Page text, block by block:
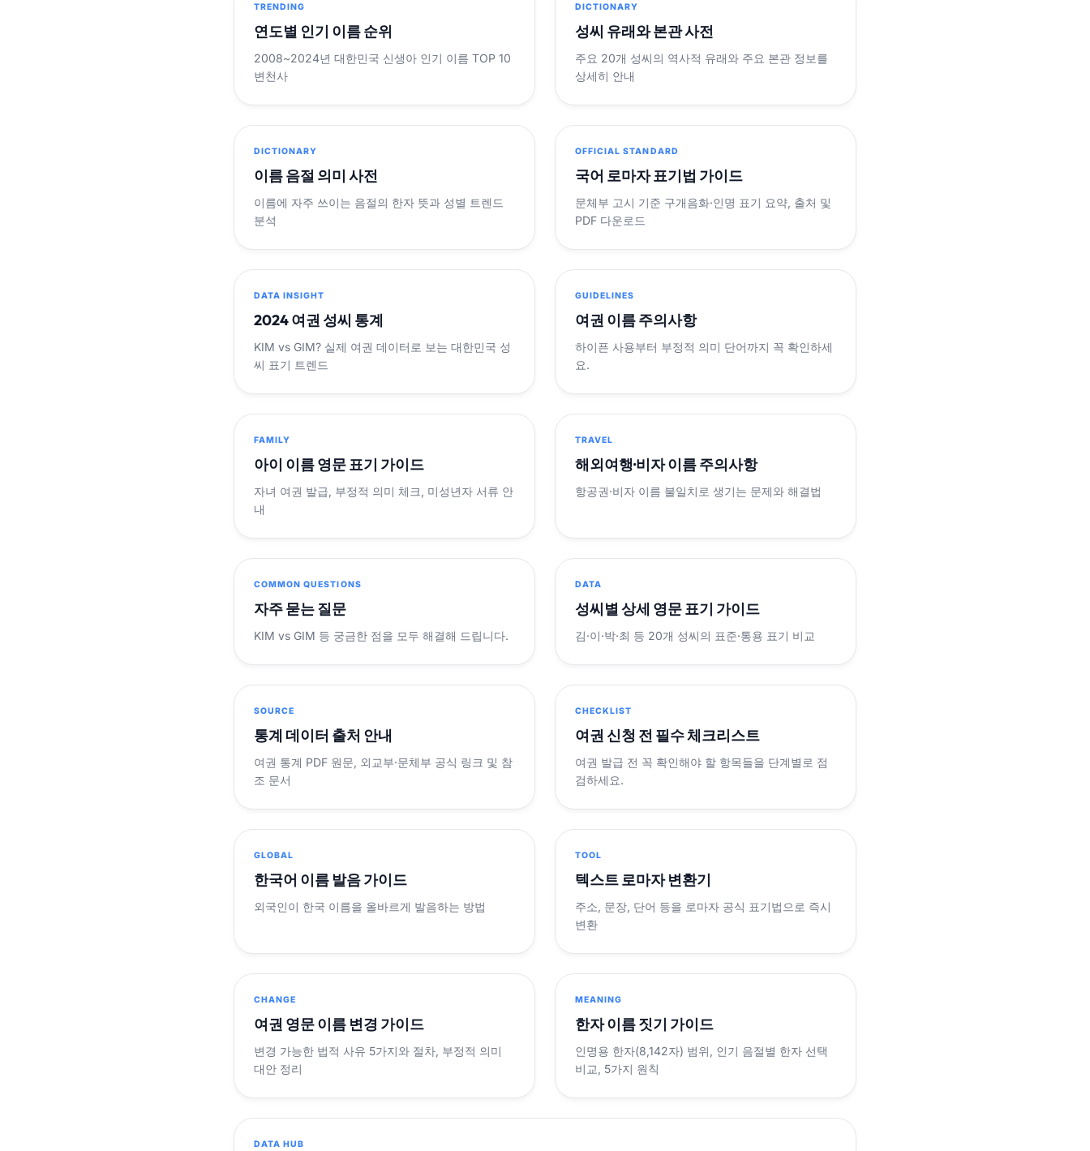
TRENDING
연도별 인기 이름 순위
2008~2024년 대한민국 신생아 인기 이름 TOP 10
변천사
DICTIONARY
성씨 유래와 본관 사전
주요 20개 성씨의 역사적 유래와 주요 본관 정보를
상세히 안내
DICTIONARY
이름 음절 의미 사전
이름에 자주 쓰이는 음절의 한자 뜻과 성별 트렌드
분석
OFFICIAL STANDARD
국어 로마자 표기법 가이드
문체부 고시 기준 구개음화·인명 표기 요약, 출처 및
PDF 다운로드
DATA INSIGHT
2024 여권 성씨 통계
KIM vs GIM? 실제 여권 데이터로 보는 대한민국 성
씨 표기 트렌드
GUIDELINES
여권 이름 주의사항
하이픈 사용부터 부정적 의미 단어까지 꼭 확인하세
요.
FAMILY
아이 이름 영문 표기 가이드
자녀 여권 발급, 부정적 의미 체크, 미성년자 서류 안
내
TRAVEL
해외여행·비자 이름 주의사항
항공권·비자 이름 불일치로 생기는 문제와 해결법
COMMON QUESTIONS
자주 묻는 질문
KIM vs GIM 등 궁금한 점을 모두 해결해 드립니다.
DATA
성씨별 상세 영문 표기 가이드
김·이·박·최 등 20개 성씨의 표준·통용 표기 비교
SOURCE
통계 데이터 출처 안내
여권 통계 PDF 원문, 외교부·문체부 공식 링크 및 참
조 문서
CHECKLIST
여권 신청 전 필수 체크리스트
여권 발급 전 꼭 확인해야 할 항목들을 단계별로 점
검하세요.
GLOBAL
한국어 이름 발음 가이드
외국인이 한국 이름을 올바르게 발음하는 방법
TOOL
텍스트 로마자 변환기
주소, 문장, 단어 등을 로마자 공식 표기법으로 즉시
변환
CHANGE
여권 영문 이름 변경 가이드
변경 가능한 법적 사유 5가지와 절차, 부정적 의미
대안 정리
MEANING
한자 이름 짓기 가이드
인명용 한자(8,142자) 범위, 인기 음절별 한자 선택
비교, 5가지 원칙
DATA HUB